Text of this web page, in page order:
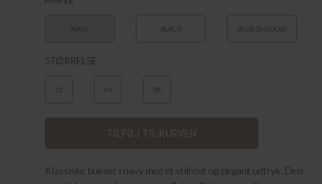
NAVY BLACK BLUE SHADOW
STØRRELSE
32 34 38
Klassiske bukser i navy med et stilrent og elegant udtryk. Den